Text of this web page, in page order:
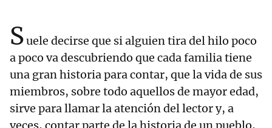
Suele decirse que si alguien tira del hilo poco
a poco va descubriendo que cada familia tiene
una gran historia para contar, que la vida de sus
miembros, sobre todo aquellos de mayor edad,
sirve para llamar la atención del lector y, a